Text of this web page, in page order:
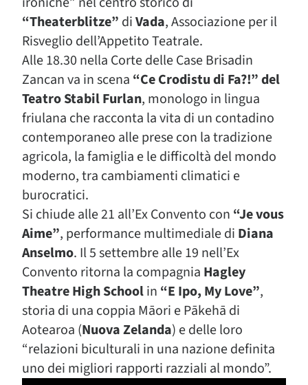
“Theaterblitze” diVada, Associazione per il
Risveglio dell’Appetito Teatrale.
Alle 18.30 nella Corte delle Case Brisadin
Zancan va in scena “Ce Crodistu di Fa?!” del
Teatro Stabil Furlan, monologo in lingua
friulana che racconta la vita di un contadino
contemporaneo alle prese con la tradizione
agricola, la famiglia e le difficoltà del mondo
moderno, tra cambiamenti climatici e
burocratici.
Si chiude alle 21 all’Ex Convento con “Je vous
Aime”, performance multimediale di Diana
Anselmo. Il 5 settembre alle 19 nell’Ex
Convento ritorna la compagnia Hagley
Theatre High Schoolin “E Ipo, My Love”,
storia di una coppia Māori e Pākehā di
Aotearoa (Nuova Zelanda) e delle loro
“relazioni biculturali in una nazione definita
uno dei migliori rapporti razziali al mondo”.